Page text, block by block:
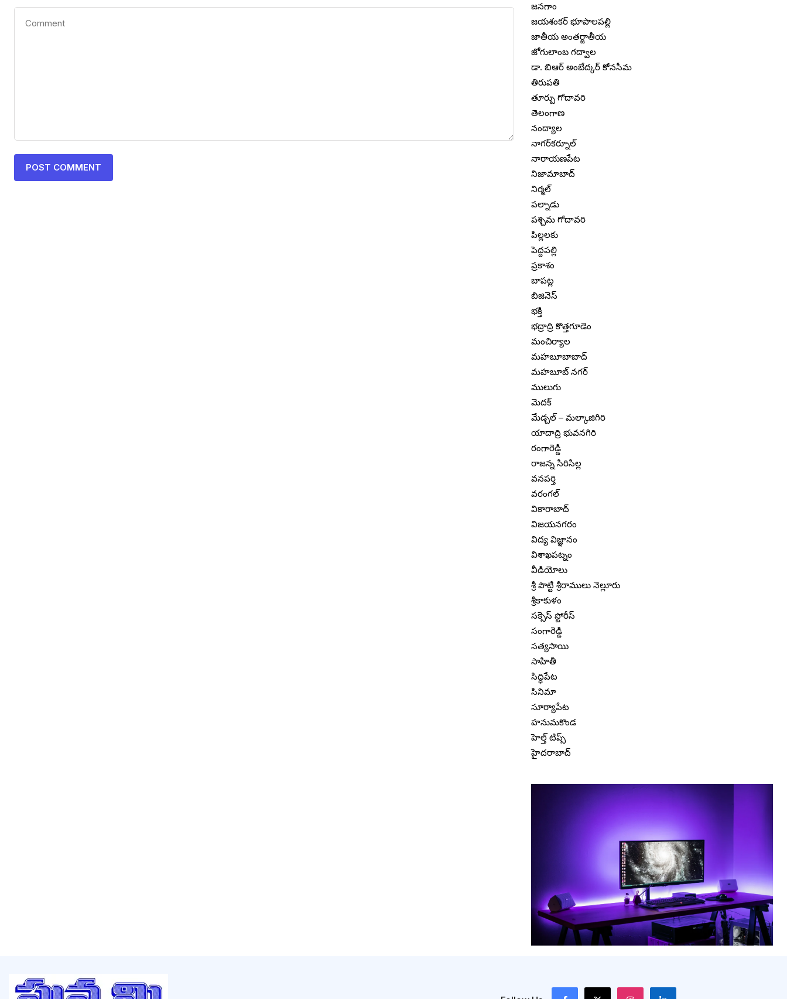
జనగాం
జయశంకర్ భూపాలపల్లి
జాతీయ అంతర్జాతీయ
జోగులాంబ గద్వాల
డా. బిఆర్ అంబేద్కర్ కోనసీమ
తిరుపతి
తూర్పు గోదావరి
తెలంగాణ
నంద్యాల
నాగర్‌కర్నూల్
నారాయణపేట
నిజామాబాద్
నిర్మల్
పల్నాడు
పశ్చిమ గోదావరి
పిల్లలకు
పెద్దపల్లి
ప్రకాశం
బాపట్ల
బిజినెస్
భక్తి
భద్రాద్రి కొత్తగూడెం
మంచిర్యాల
మహబూబాబాద్
మహబూబ్ నగర్
ములుగు
మెదక్
మేడ్చల్ – మల్కాజిగిరి
యాదాద్రి భువనగిరి
రంగారెడ్డి
రాజన్న సిరిసిల్ల
వనపర్తి
వరంగల్
వికారాబాద్
విజయనగరం
విద్య విజ్ఞానం
విశాఖపట్నం
వీడియోలు
శ్రీ పొట్టి శ్రీరాములు నెల్లూరు
శ్రీకాకుళం
సక్సెస్ స్టోరీస్
సంగారెడ్డి
సత్యసాయి
సాహితీ
సిద్ధిపేట
సినిమా
సూర్యాపేట
హనుమకొండ
హెల్త్ టిప్స్
హైదరాబాద్